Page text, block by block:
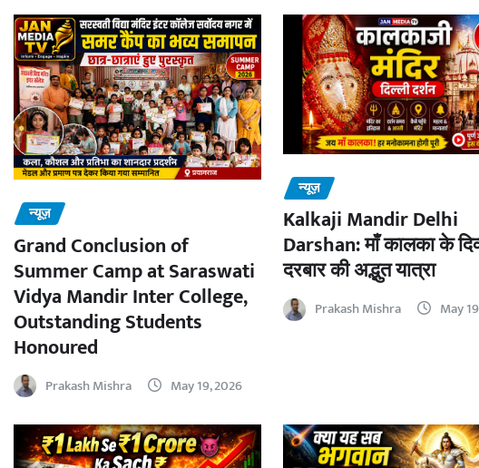
न्यूज़
Grand Conclusion of
Summer Camp at Saraswati
Vidya Mandir Inter College,
Outstanding Students
Honoured
Prakash Mishra May 19, 2026
न्यूज़
Kalkaji Mandir Delhi
Darshan: माँ कालका के
दरबार की अद्भुत यात्रा
Prakash Mishra May